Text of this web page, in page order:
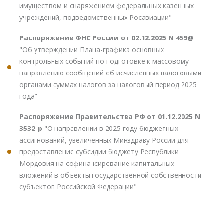
имуществом и снаряжением федеральных казенных
учреждений, подведомственных Росавиации"
Распоряжение ФНС России от 02.12.2025 N 459@
"Об утверждении Плана-графика основных
контрольных событий по подготовке к массовому
направлению сообщений об исчисленных налоговыми
органами суммах налогов за налоговый период 2025
года"
Распоряжение Правительства РФ от 01.12.2025 N
3532-р "О направлении в 2025 году бюджетных
ассигнований, увеличенных Минздраву России для
предоставление субсидии бюджету Республики
Мордовия на софинансирование капитальных
вложений в объекты государственной собственности
субъектов Российской Федерации"